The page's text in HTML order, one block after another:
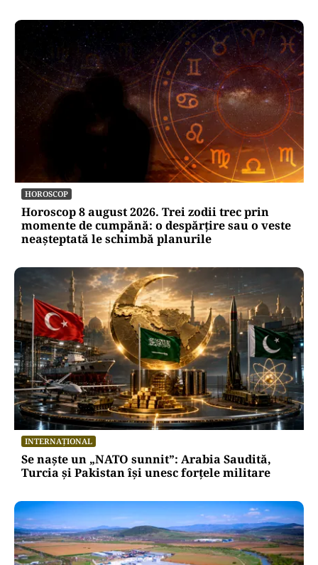
HOROSCOP
Horoscop 8 august 2026. Trei zodii trec prin
momente de cumpănă: o despărțire sau o veste
neașteptată le schimbă planurile
INTERNAȚIONAL
Se naște un „NATO sunnit”: Arabia Saudită,
Turcia și Pakistan își unesc forțele militare